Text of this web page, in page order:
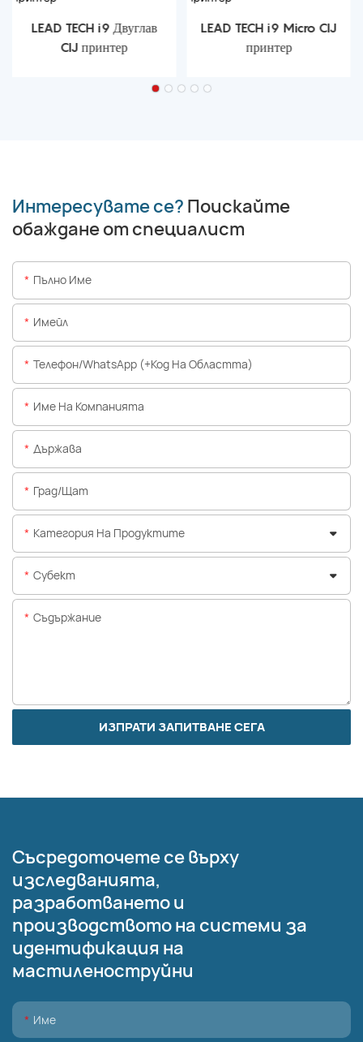
LEAD TECH i9 Двуглав
CIJ принтер
LEAD TECH i9 Micro CIJ
принтер
Интересувате се? Поискайте
обаждане от специалист
Пълно Име
Имейл
Телефон/WhatsApp (+Код На Областта)
Име На Компанията
Държава
Град/щат
Категория На Продуктите
Субект
Съдържание
ИЗПРАТИ ЗАПИТВАНЕ СЕГА
Съсредоточете се върху
изследванията,
разработването и
производството на системи за
идентификация на
мастиленоструйни
Име